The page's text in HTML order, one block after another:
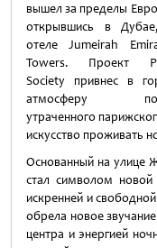
вышел за пределы
открывшись в
отеле Jumeirah
Towers. Проект
Society привнес в
атмосферу
утраченного
искусство проживать
Основанный на улице
стал символом
искренней и
обрела новое
центра и энергией